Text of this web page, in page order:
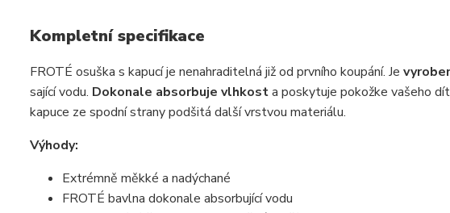
Kompletní specifikace
FROTÉ osuška s kapucí je nenahraditelná již od prvního koupání. Je
sající vodu. Dokonale absorbuje vlhkosta poskytuje pokožke vašeho
kapuce ze spodní strany podšitá další vrstvou materiálu.
Výhody:
Extrémně měkké a nadýchané
FROTÉ bavlna dokonale absorbující vodu